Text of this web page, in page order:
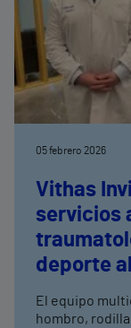
05 febrero 2026
Vithas
servicios
deporte
Madrid
El equipo
hombro,